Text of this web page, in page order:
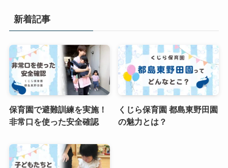
新着記事
保育園で避難訓練を実施！
非常口を使った安全確認
くじら保育園 都島東野田園
の魅力とは？